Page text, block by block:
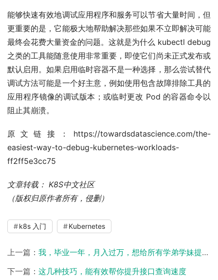
能够快速有效地调试应用程序和服务可以节省大量时间，但
更重要的是，它能极大地帮助解决那些如果不立即解决可能
最终会花费大量资金的问题。这就是为什么 kubectl debug
之类的工具能随意使用非常重要，即使它们尚未正式发布或
默认启用。如果启用临时容器不是一种选择，那么尝试替代
调试方法可能是一个好主意，例如使用包含故障排除工具的
应用程序镜像的调试版本；或临时更改 Pod 的容器命令以
阻止其崩溃。
原文链接：https://towardsdatascience.com/the-
easiest-way-to-debug-kubernetes-workloads-
ff2ff5e3cc75
文章转载： K8S中文社区
（版权归原作者所有，侵删）
k8s 入门 Kubernetes
上一篇： 我，毕业一年，月入过万，想给所有学弟学妹提个醒！
下一篇： 这几种技巧，能有效帮你提升接口查询速度